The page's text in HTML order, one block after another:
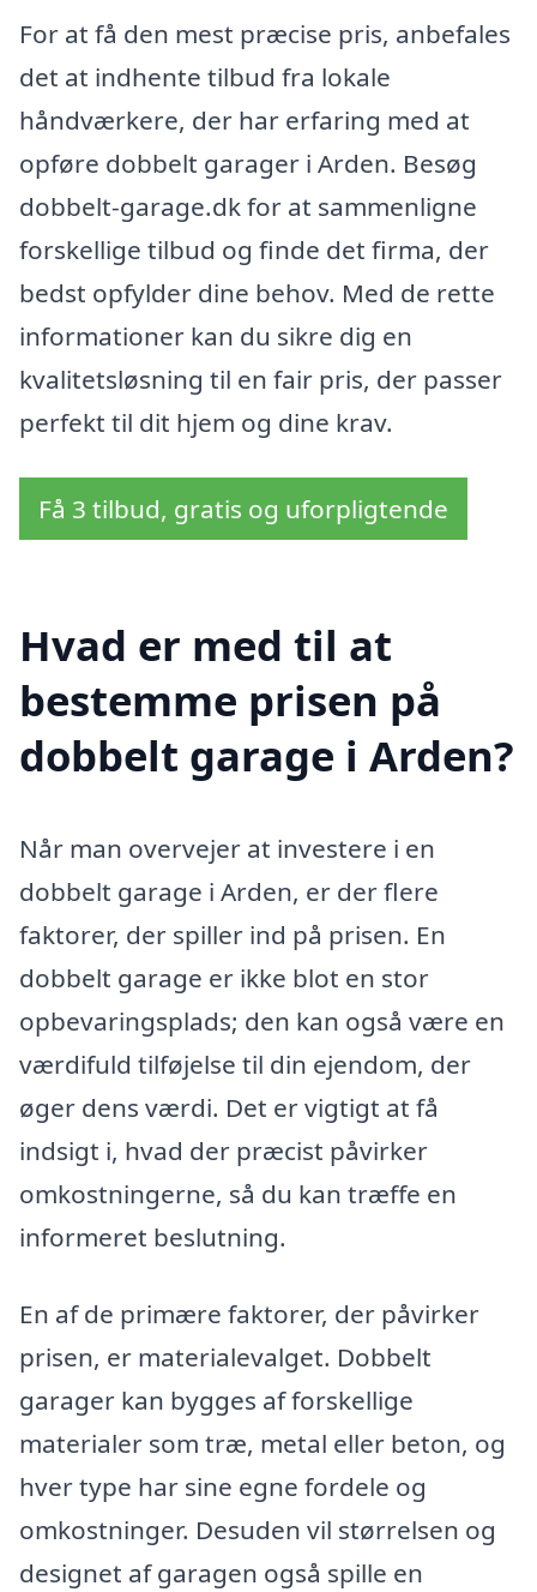
For at få den mest præcise pris, anbefales
det at indhente tilbud fra lokale
håndværkere, der har erfaring med at
opføre dobbelt garager i Arden. Besøg
dobbelt-garage.dk for at sammenligne
forskellige tilbud og finde det firma, der
bedst opfylder dine behov. Med de rette
informationer kan du sikre dig en
kvalitetsløsning til en fair pris, der passer
perfekt til dit hjem og dine krav.
Få 3 tilbud, gratis og uforpligtende
Hvad er med til at
bestemme prisen på
dobbelt garage i Arden?
Når man overvejer at investere i en
dobbelt garage i Arden, er der flere
faktorer, der spiller ind på prisen. En
dobbelt garage er ikke blot en stor
opbevaringsplads; den kan også være en
værdifuld tilføjelse til din ejendom, der
øger dens værdi. Det er vigtigt at få
indsigt i, hvad der præcist påvirker
omkostningerne, så du kan træffe en
informeret beslutning.
En af de primære faktorer, der påvirker
prisen, er materialevalget. Dobbelt
garager kan bygges af forskellige
materialer som træ, metal eller beton, og
hver type har sine egne fordele og
omkostninger. Desuden vil størrelsen og
designet af garagen også spille en